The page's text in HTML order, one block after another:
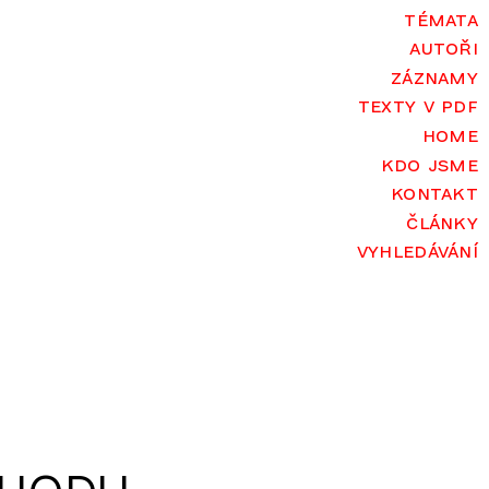
témata
autoři
záznamy
texty v pdf
home
kdo jsme
kontakt
články
vyhledávání